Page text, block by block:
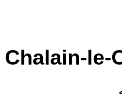
Chalain-le-